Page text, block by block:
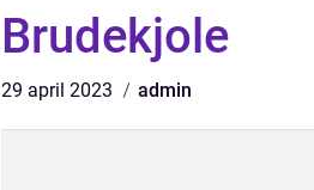
Brudekjole
29 april 2023 admin